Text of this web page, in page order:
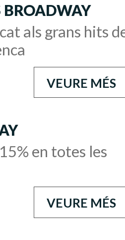
als grans hits
VEURE MÉS
en totes les
VEURE MÉS